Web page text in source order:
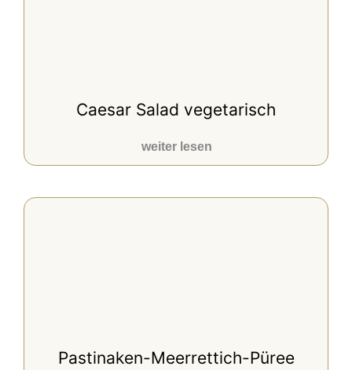
Caesar Salad vegetarisch
weiter lesen
Pastinaken-Meerrettich-Püree